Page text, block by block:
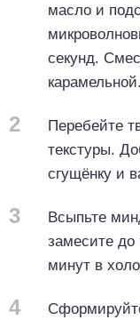
масло и
секунд.
2
Перебейте
текстуры.
сгущёнку и
3
Всыпьте
замесите
минут в
4